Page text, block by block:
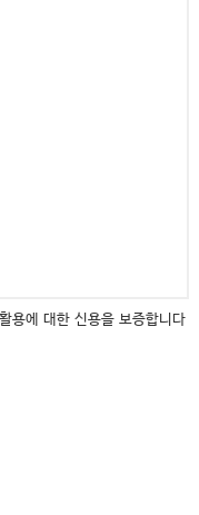
용에 대한 신용을 보증합니다